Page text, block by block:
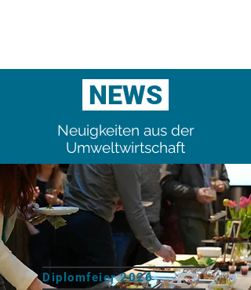
NEWS
Neuigkeiten aus der
Umweltwirtschaft
Diplomfeier 2026